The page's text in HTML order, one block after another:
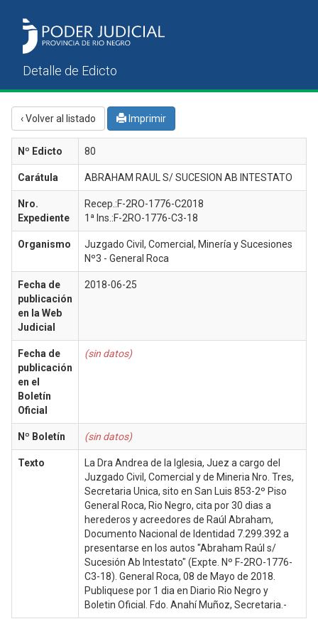
‹ Volver al listado Imprimir
Nº Edicto 80
Carátula ABRAHAM RAUL S/ SUCESION AB INTESTATO
Nro.
Expediente
Recep.:F-2RO-1776-C2018
1ª Ins.:F-2RO-1776-C3-18
Organismo
Juzgado Civil, Comercial, Minería y Sucesiones
Nº3 - General Roca
Fecha de
publicación
en la Web
Judicial
2018-06-25
Fecha de
publicación
en el
Boletín
Oficial
(sin datos)
Nº Boletín (sin datos)
Texto
La Dra Andrea de la Iglesia, Juez a cargo del
Juzgado Civil, Comercial y de Mineria Nro. Tres,
Secretaria Unica, sito en San Luis 853-2º Piso
General Roca, Rio Negro, cita por 30 dias a
herederos y acreedores de Raúl Abraham,
Documento Nacional de Identidad 7.299.392 a
presentarse en los autos "Abraham Raúl s/
Sucesión Ab Intestato" (Expte. Nº F-2RO-1776-
C3-18). General Roca, 08 de Mayo de 2018.
Publiquese por 1 dia en Diario Rio Negro y
Boletin Oficial. Fdo. Anahí Muñoz, Secretaria.-